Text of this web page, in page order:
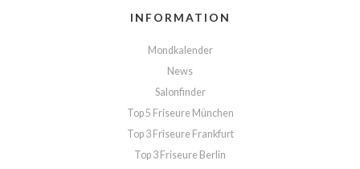
INFORMATION
Mondkalender
News
Salonfinder
Top 5 Friseure München
Top 3 Friseure Frankfurt
Top 3 Friseure Berlin